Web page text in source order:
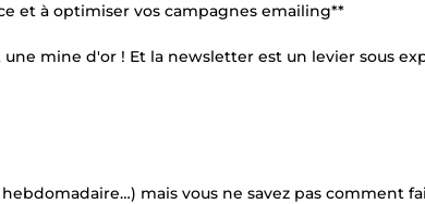
et à optimiser vos campagnes emailing**
mine d'or ! Et la newsletter est un levier sous
mais vous ne savez pas comment